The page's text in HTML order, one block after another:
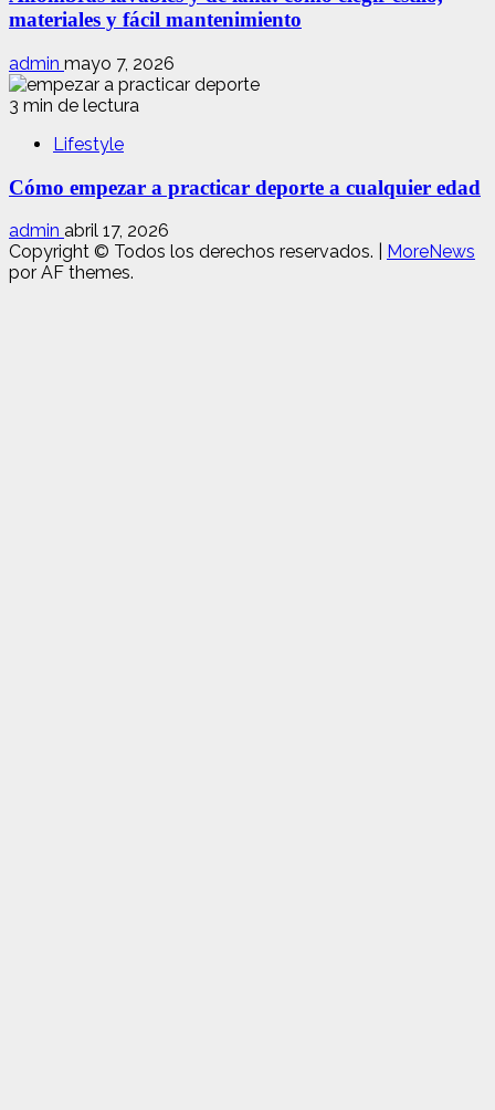
materiales y fácil mantenimiento
admin mayo 7, 2026
3 min de lectura
Lifestyle
Cómo empezar a practicar deporte a cualquier edad
admin abril 17, 2026
Copyright © Todos los derechos reservados.
MoreNews
por AF themes.